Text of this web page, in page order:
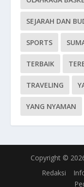
SEJARAH DAN
SPORTS
TERBAIK
TRAVELING
YANG NYAMAN
Copyright ©
Redaksi